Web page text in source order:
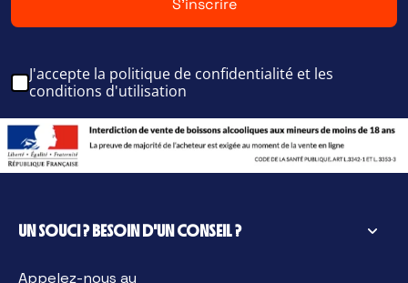
S'inscrire
J'accepte la politique de confidentialité et les
conditions d'utilisation
UN SOUCI ? BESOIN D'UN CONSEIL ?
Appelez-nous au